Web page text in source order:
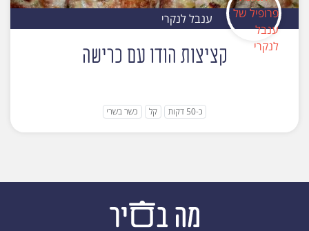
ענבל לנקרי
קציצות הודו עם כרישה
כ-50 דקות קל כשר בשרי